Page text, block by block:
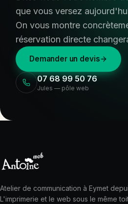
que vous versez
On vous montre
réservation directe
Demander un devis
07 68 99 50 76
Jules — pôle web
Atelier de communication à Eymet
L'imprimerie et le web sous le même